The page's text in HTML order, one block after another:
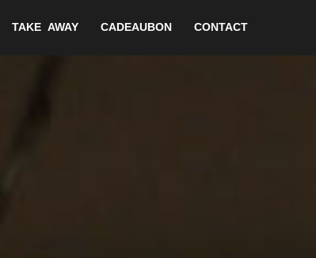
TAKE AWAY CADEAUBON CONTACT